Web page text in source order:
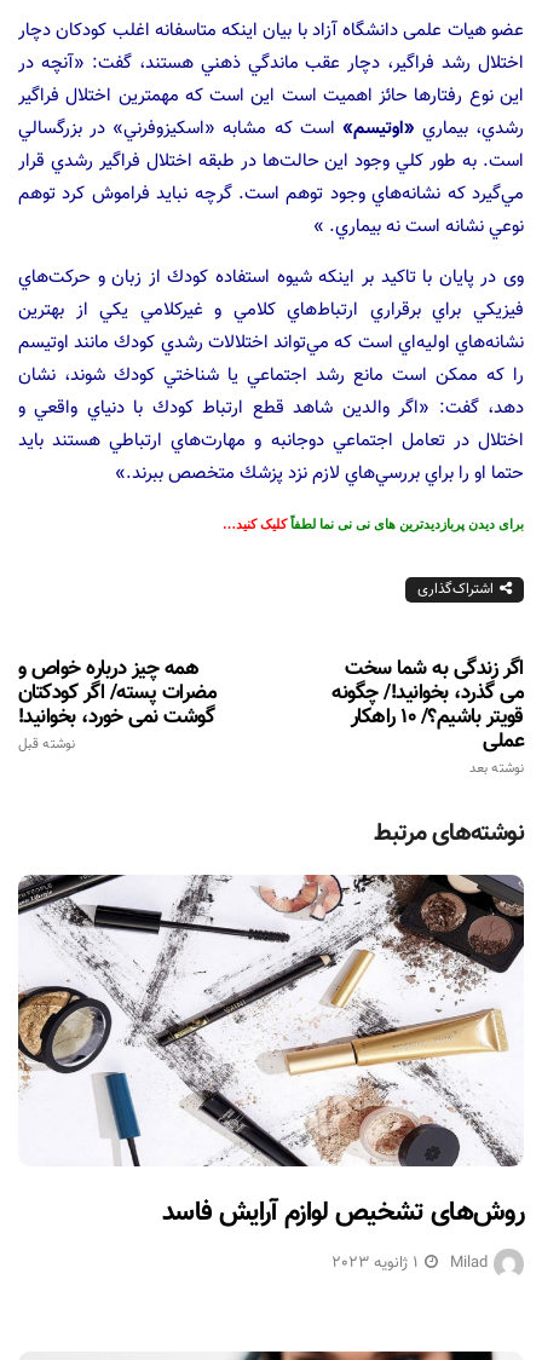
عضو هیات علمی دانشگاه آزاد با بیان اینکه متاسفانه اغلب کودکان دچار
اختلال رشد فراگير، دچار عقب‏ ماندگي ذهني هستند، گفت: «آنچه در
اين نوع رفتارها حائز اهميت است اين است كه مهم‏ترين اختلال فراگير
رشدي، بيماري «اوتيسم» است که مشابه «اسكيزوفرني» در بزرگسالي
است. به طور کلي وجود اين حالت‌ها در طبقه اختلال فراگير رشدي قرار
مي‌گيرد که نشانه‌هاي وجود توهم است. گرچه نبايد فراموش کرد توهم
نوعي نشانه است نه بيماري. »
وی در پایان با تاکید بر اینکه شيوه استفاده كودك از زبان و حركت‌هاي
فيزيكي براي برقراري ارتباط‌هاي كلامي و غيركلامي يكي از بهترين
نشانه‌هاي اوليه‌اي است كه مي‌تواند اختلالات رشدي كودك مانند اوتيسم
را كه ممكن است مانع رشد اجتماعي يا شناختي كودك شوند، نشان
دهد، گفت: «اگر والدین شاهد قطع ارتباط كودك با دنياي واقعي و
اختلال در تعامل اجتماعي دوجانبه و مهارت‌هاي ارتباطي هستند باید
حتما او را براي بررسي‌هاي لازم نزد پزشك متخصص ببرند.»
برای دیدن پربازدیدترین های نی نی نما لطفاً کلیک کنید…
اشتراک‌گذاری
همه چیز درباره خواص و
مضرات پسته/ اگر کودکتان
گوشت نمی خورد، بخوانید!
نوشته قبل
اگر زندگی به شما سخت
می گذرد، بخوانید!/ چگونه
قویتر باشیم؟/ 10 راهکار
عملی
نوشته بعد
نوشته‌های مرتبط
روش‌های تشخیص لوازم آرایش فاسد
Milad 1 ژانویه 2023